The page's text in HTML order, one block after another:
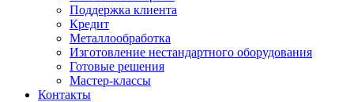
Поддержка клиента
Кредит
Металлообработка
Изготовление нестандартного оборудования
Готовые решения
Мастер-классы
Контакты